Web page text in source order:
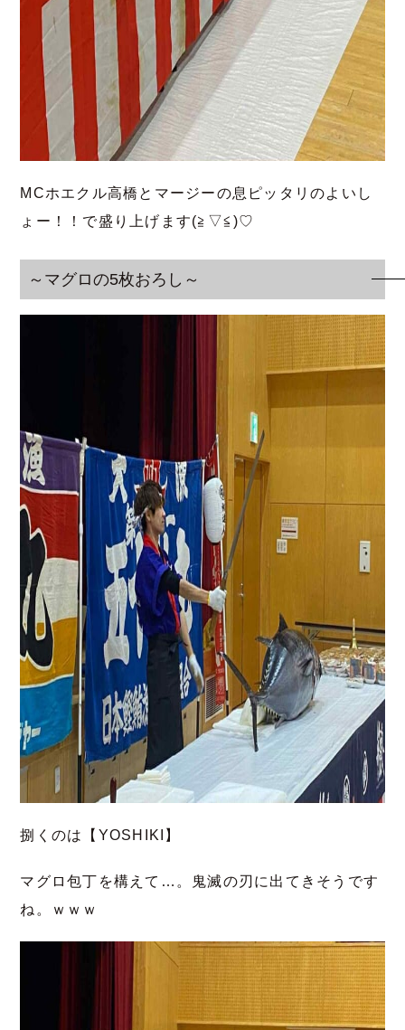
MCホエクル高橋とマージーの息ピッタリのよいし
ょー！！で盛り上げます(≧▽≦)♡
～マグロの5枚おろし～
捌くのは【YOSHIKI】
マグロ包丁を構えて…。鬼滅の刃に出てきそうです
ね。ｗｗｗ